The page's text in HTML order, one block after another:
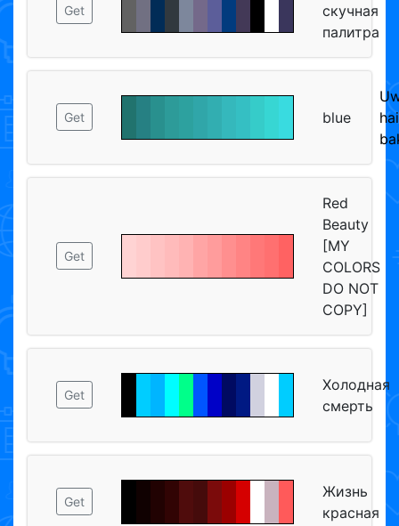
Get
скучная
палитра
Get blue
hai
Get
Red
Beauty
[MY
COLORS
DO NOT
COPY]
Get
Холодная
смерть
Get
Жизнь
красная